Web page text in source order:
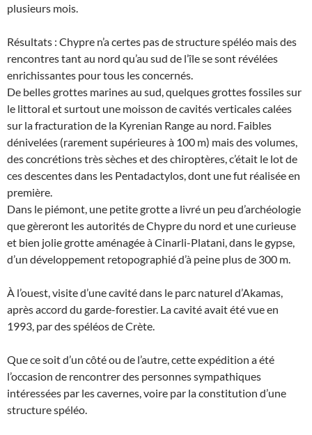
plusieurs mois.
Résultats : Chypre n’a certes pas de structure spéléo mais des
rencontres tant au nord qu’au sud de l’île se sont révélées
enrichissantes pour tous les concernés.
De belles grottes marines au sud, quelques grottes fossiles sur
le littoral et surtout une moisson de cavités verticales calées
sur la fracturation de la Kyrenian Range au nord. Faibles
dénivelées (rarement supérieures à 100 m) mais des volumes,
des concrétions très sèches et des chiroptères, c’était le lot de
ces descentes dans les Pentadactylos, dont une fut réalisée en
première.
Dans le piémont, une petite grotte a livré un peu d’archéologie
que gèreront les autorités de Chypre du nord et une curieuse
et bien jolie grotte aménagée à Cinarli-Platani, dans le gypse,
d’un développement retopographié d’à peine plus de 300 m.
À l’ouest, visite d’une cavité dans le parc naturel d’Akamas,
après accord du garde-forestier. La cavité avait été vue en
1993, par des spéléos de Crète.
Que ce soit d’un côté ou de l’autre, cette expédition a été
l’occasion de rencontrer des personnes sympathiques
intéressées par les cavernes, voire par la constitution d’une
structure spéléo.